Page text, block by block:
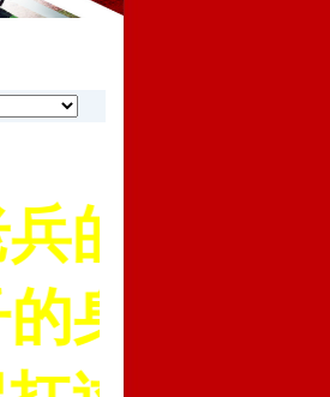
的网上家
身份名片